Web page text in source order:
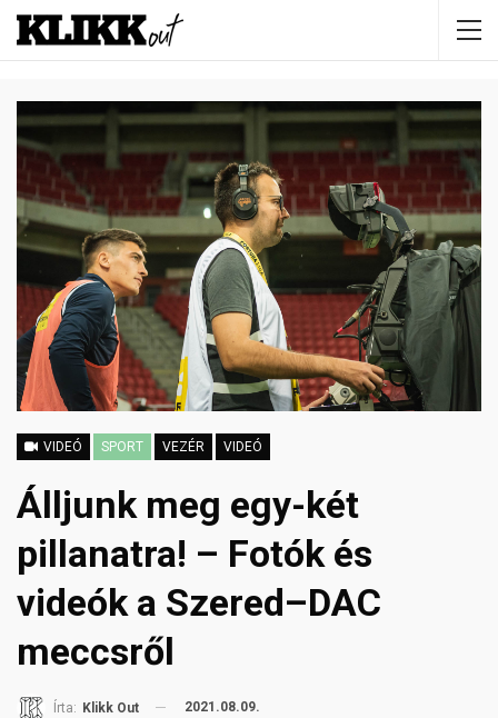
VIDEÓ SPORT VEZÉR VIDEÓ
Álljunk meg egy-két
pillanatra! – Fotók és
videók a Szered–DAC
meccsről
Írta: Klikk Out 2021.08.09.